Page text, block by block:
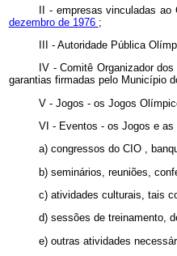
II - empresas vinculadas ao
dezembro de 1976 ;
III - Autoridade Pública
IV - Comitê Organizador
garantias firmadas pelo Município
V - Jogos - os Jogos
VI - Eventos - os Jogos e
a) congressos doCIO ,
b) seminários, reuniões,
c) atividades culturais, tais
d) sessões de treinamento,
e) outras atividades